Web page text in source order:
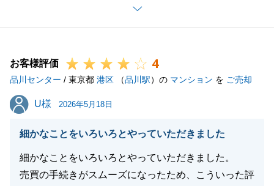
また、貴重な経験をさせていただき、重ねて感謝申し
不動産や税金に関してお困り事がございましたらお気
軽にお申し付けくださいませ。
改めましてこの度は弊社をご利用いただきありがとう
ございました。
お客様評価 4
品川センター / 東京都 港区 （品川駅）の マンション を ご売却
U様
U様 2026年5月18日
細かなことをいろいろとやっていただきました
細かなことをいろいろとやっていただきました。
売買の手続きがスムーズになったため、こういった評